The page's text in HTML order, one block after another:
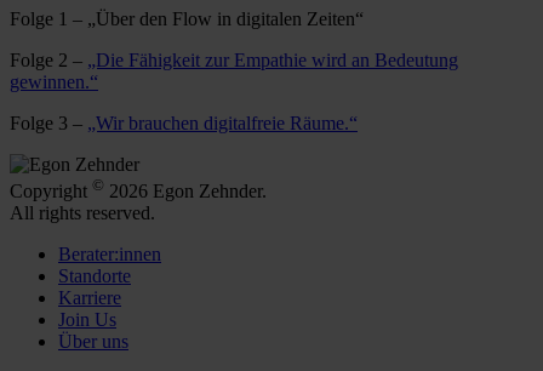
Folge 1 – „Über den Flow in digitalen Zeiten“
Folge 2 – „Die Fähigkeit zur Empathie wird an Bedeutung
gewinnen.“
Folge 3 – „Wir brauchen digitalfreie Räume.“
Copyright © 2026 Egon Zehnder.
All rights reserved.
Berater:innen
Standorte
Karriere
Join Us
Über uns